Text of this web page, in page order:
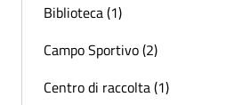
Biblioteca (1)
Campo Sportivo (2)
Centro di raccolta (1)